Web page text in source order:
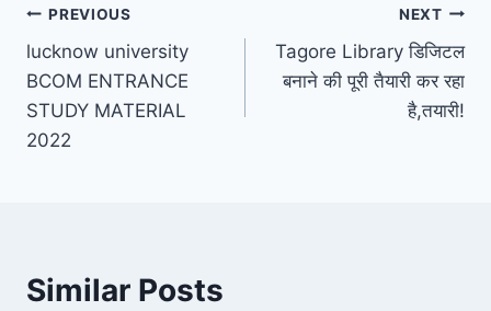
Post
navigation
PREVIOUS
lucknow university
BCOM ENTRANCE
STUDY MATERIAL
2022
NEXT
Tagore Library डिजिटल
बनाने की पूरी तैयारी कर रहा
है,तयारी!
Similar Posts